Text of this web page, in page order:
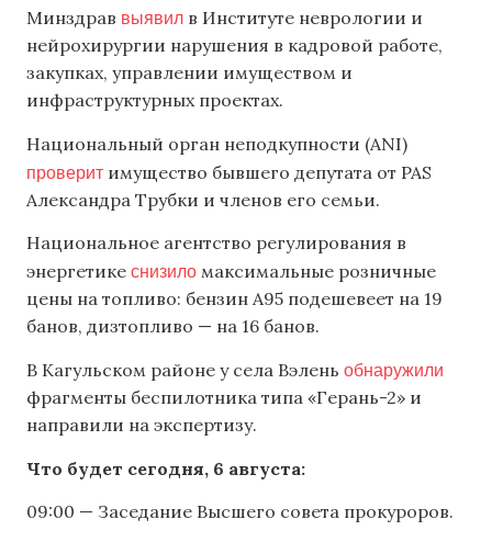
Минздрав выявил в Институте неврологии и
нейрохирургии нарушения в кадровой работе,
закупках, управлении имуществом и
инфраструктурных проектах.
Национальный орган неподкупности (ANI)
проверит имущество бывшего депутата от PAS
Александра Трубки и членов его семьи.
Национальное агентство регулирования в
энергетике снизило максимальные розничные
цены на топливо: бензин А95 подешевеет на 19
банов, дизтопливо — на 16 банов.
В Кагульском районе у села Вэлень обнаружили
фрагменты беспилотника типа «Герань-2» и
направили на экспертизу.
Что будет сегодня, 6 августа:
09:00 — Заседание Высшего совета прокуроров.